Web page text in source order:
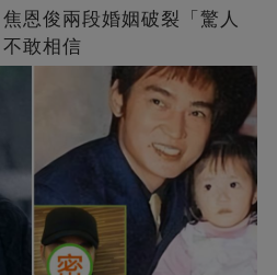
恩俊兩段婚姻破裂「驚人
敢相信